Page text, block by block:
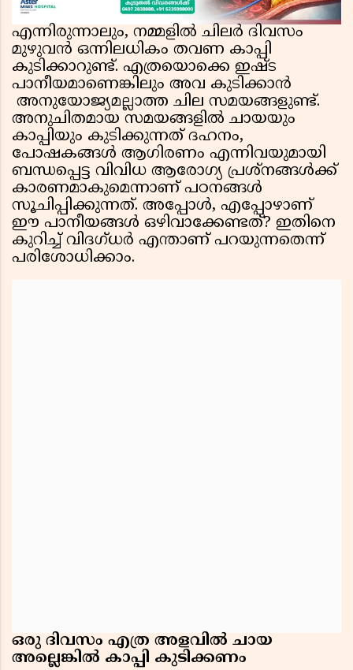
എന്നിരുന്നാലും, നമ്മളില്‍ ചിലര്‍ ദിവസം
മുഴുവന്‍ ഒന്നിലധികം തവണ കാപ്പി
കുടിക്കാറുണ്ട്. എത്രയൊക്കെ ഇഷ്ട
പാനീയമാണെങ്കിലും അവ കുടിക്കാന്‍
അനുയോജ്യമല്ലാത്ത ചില സമയങ്ങളുണ്ട്.
അനുചിതമായ സമയങ്ങളില്‍ ചായയും
കാപ്പിയും കുടിക്കുന്നത് ദഹനം,
പോഷകങ്ങള്‍ ആഗിരണം എന്നിവയുമായി
ബന്ധപ്പെട്ട വിവിധ ആരോഗ്യ പ്രശ്‌നങ്ങള്‍ക്ക്
കാരണമാകുമെന്നാണ് പഠനങ്ങള്‍
സൂചിപ്പിക്കുന്നത്. അപ്പോള്‍, എപ്പോഴാണ്
ഈ പാനീയങ്ങള്‍ ഒഴിവാക്കേണ്ടത്? ഇതിനെ
കുറിച്ച് വിദഗ്ധര്‍ എന്താണ് പറയുന്നതെന്ന്
പരിശോധിക്കാം.
ഒരു ദിവസം എത്ര അളവില്‍ ചായ
അല്ലെങ്കില്‍ കാപ്പി കുടിക്കണം